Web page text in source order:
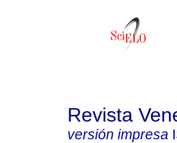
Revista
versión impresa